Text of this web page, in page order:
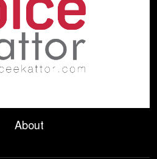
রবীন্দ্রনাথের মৃত্যুবার্ষিকীতে ভারতীয়
হাইকমিশনের ‘ইতি রবিস্মরণে’
নদীদূষণ রোধে পরিকল্পনা তৈরির
গণমাধ্যমের স্বার্থ রক্ষায় সাংবাদিক,
About